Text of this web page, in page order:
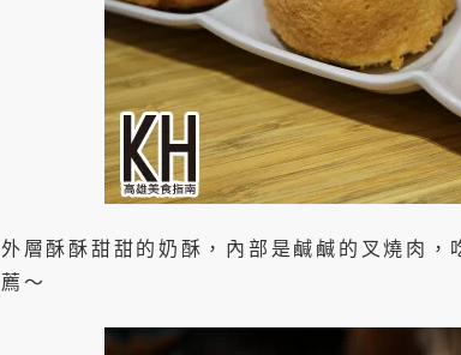
外層酥酥甜甜的奶酥，內部是鹹鹹的叉燒肉，
薦～